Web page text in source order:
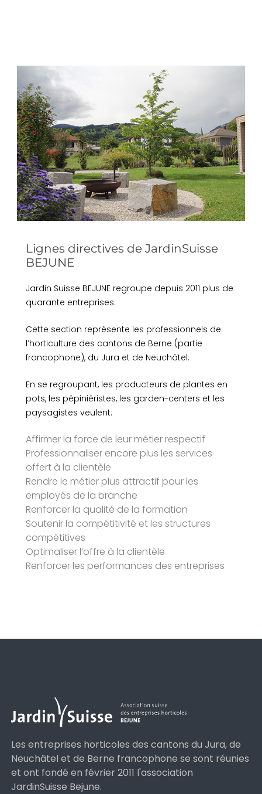
Lignes directives de JardinSuisse
BEJUNE
Jardin Suisse BEJUNE regroupe depuis 2011 plus de
quarante entreprises.
Cette section représente les professionnels de
l’horticulture des cantons de Berne (partie
francophone), du Jura et de Neuchâtel.
En se regroupant, les producteurs de plantes en
pots, les pépiniéristes, les garden-centers et les
paysagistes veulent:
Affirmer la force de leur métier respectif
Professionnaliser encore plus les services
offert à la clientèle
Rendre le métier plus attractif pour les
employés de la branche
Renforcer la qualité de la formation
Soutenir la compétitivité et les structures
compétitives
Optimaliser l’offre à la clientèle
Renforcer les performances des entreprises
Les entreprises horticoles des cantons du Jura, de
Neuchâtel et de Berne francophone se sont réunies
et ont fondé en février 2011 l'association
JardinSuisse Bejune.